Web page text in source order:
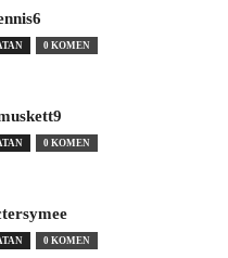
0 KOMEN
0 KOMEN
0 KOMEN